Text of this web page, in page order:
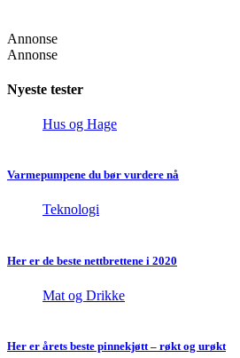
Annonse
Annonse
Nyeste tester
Hus og Hage
Varmepumpene du bør vurdere nå
Teknologi
Her er de beste nettbrettene i 2020
Mat og Drikke
Her er årets beste pinnekjøtt – røkt og urøkt